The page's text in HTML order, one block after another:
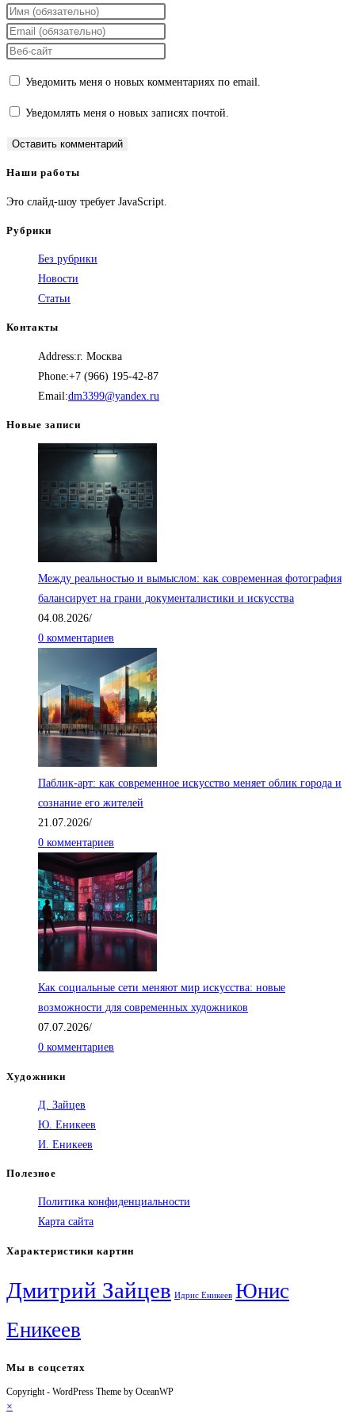
Введите
свое
имя
пользователя,
прокомментировать
Введите
свой
чтобы
Введите
веб-
(необязательно)
Уведомить меня о новых комментариях по email.
Уведомлять меня о новых записях почтой.
Наши работы
Это слайд-шоу требует JavaScript.
Рубрики
Без рубрики
Новости
Статьи
Контакты
Address:г. Москва
Phone:+7 (966) 195-42-87
Email:dm3399@yandex.ru
Новые записи
Между реальностью и вымыслом: как современная фотография
балансирует на грани документалистики и искусства
04.08.2026/
0 комментариев
Паблик-арт: как современное искусство меняет облик города и
сознание его жителей
21.07.2026/
0 комментариев
Как социальные сети меняют мир искусства: новые
возможности для современных художников
07.07.2026/
0 комментариев
Художники
Д. Зайцев
Ю. Еникеев
И. Еникеев
Полезное
Политика конфиденциальности
Карта сайта
Характеристики картин
Дмитрий Зайцев Идрис Еникеев Юнис
Еникеев
Мы в соцсетях
Откроется
Откроется
Откроется
Откроется
Copyright - WordPress Theme by OceanWP
×